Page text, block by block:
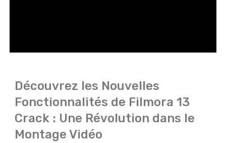
Découvrez les Nouvelles
Fonctionnalités de Filmora 13
Crack : Une Révolution dans le
Montage Vidéo